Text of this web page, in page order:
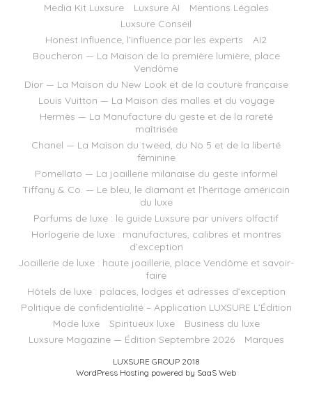
Media Kit Luxsure Luxsure AI
Mentions Légales
Luxsure Conseil
Honest Influence, l’influence par les experts
AI2
Boucheron — La Maison de la première lumière, place
Vendôme
Dior — La Maison du New Look et de la couture française
Louis Vuitton — La Maison des malles et du voyage
Hermès — La Manufacture du geste et de la rareté
maîtrisée
Chanel — La Maison du tweed, du No 5 et de la liberté
féminine
Pomellato — La joaillerie milanaise du geste informel
Tiffany & Co. — Le bleu, le diamant et l’héritage américain
du luxe
Parfums de luxe : le guide Luxsure par univers olfactif
Horlogerie de luxe : manufactures, calibres et montres
d’exception
Joaillerie de luxe : haute joaillerie, place Vendôme et savoir-
faire
Hôtels de luxe : palaces, lodges et adresses d’exception
Politique de confidentialité – Application LUXSURE L’Édition
Mode luxe
Spiritueux luxe
Business du luxe
Luxsure Magazine — Édition Septembre 2026
Marques
LUXSURE GROUP 2018
WordPress Hosting powered by SaaS Web